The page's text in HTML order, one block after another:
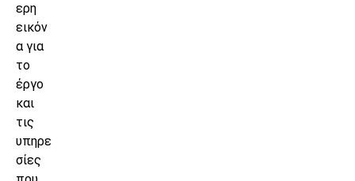
ερη
εικόν
α για
το
έργο
και
τις
υπηρε
σίες